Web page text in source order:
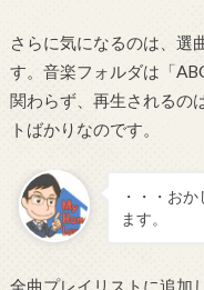
さらに気になるのは、選
す。音楽フォルダは「
関わらず、再生されるの
トばかりなのです。
・・・お
ます。
全曲プレイリストに追加